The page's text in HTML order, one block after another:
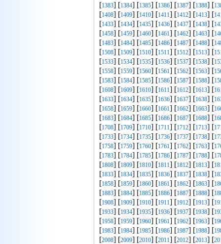
[1383] [1384] [1385] [1386] [1387] [1388] [
[1408] [1409] [1410] [1411] [1412] [1413] [
[1433] [1434] [1435] [1436] [1437] [1438] [
[1458] [1459] [1460] [1461] [1462] [1463] [
[1483] [1484] [1485] [1486] [1487] [1488] [
[1508] [1509] [1510] [1511] [1512] [1513] [
[1533] [1534] [1535] [1536] [1537] [1538] [
[1558] [1559] [1560] [1561] [1562] [1563] [
[1583] [1584] [1585] [1586] [1587] [1588] [
[1608] [1609] [1610] [1611] [1612] [1613] [
[1633] [1634] [1635] [1636] [1637] [1638] [
[1658] [1659] [1660] [1661] [1662] [1663] [
[1683] [1684] [1685] [1686] [1687] [1688] [
[1708] [1709] [1710] [1711] [1712] [1713] [
[1733] [1734] [1735] [1736] [1737] [1738] [
[1758] [1759] [1760] [1761] [1762] [1763] [
[1783] [1784] [1785] [1786] [1787] [1788] [
[1808] [1809] [1810] [1811] [1812] [1813] [
[1833] [1834] [1835] [1836] [1837] [1838] [
[1858] [1859] [1860] [1861] [1862] [1863] [
[1883] [1884] [1885] [1886] [1887] [1888] [
[1908] [1909] [1910] [1911] [1912] [1913] [
[1933] [1934] [1935] [1936] [1937] [1938] [
[1958] [1959] [1960] [1961] [1962] [1963] [
[1983] [1984] [1985] [1986] [1987] [1988] [
[2008] [2009] [2010] [2011] [2012] [2013] [